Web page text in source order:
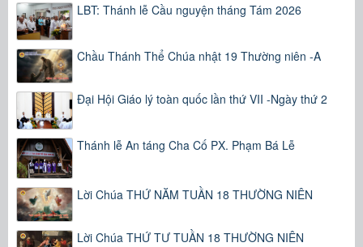
LBT: Thánh lễ Cầu nguyện tháng Tám 2026
Chầu Thánh Thể Chúa nhật 19 Thường niên -A
Đại Hội Giáo lý toàn quốc lần thứ VII -Ngày thứ 2
Thánh lễ An táng Cha Cố PX. Phạm Bá Lễ
Lời Chúa THỨ NĂM TUẦN 18 THƯỜNG NIÊN
Lời Chúa THỨ TƯ TUẦN 18 THƯỜNG NIÊN